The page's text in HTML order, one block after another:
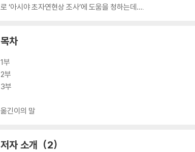
로 ‘아시야 초자연현상 조사’에 도움을 청하는데….
목차
1부
2부
3부
옮긴이의 말
저자 소개 2